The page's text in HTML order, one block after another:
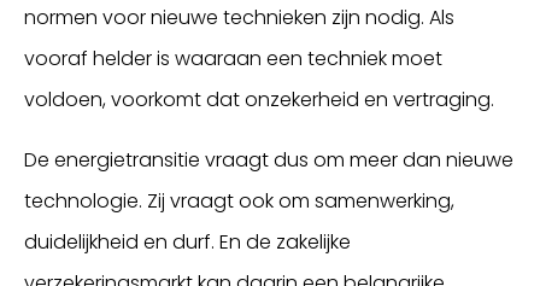
normen voor nieuwe technieken zijn nodig. Als
vooraf helder is waaraan een techniek moet
voldoen, voorkomt dat onzekerheid en vertraging.
De energietransitie vraagt dus om meer dan nieuwe
technologie. Zij vraagt ook om samenwerking,
duidelijkheid en durf. En de zakelijke